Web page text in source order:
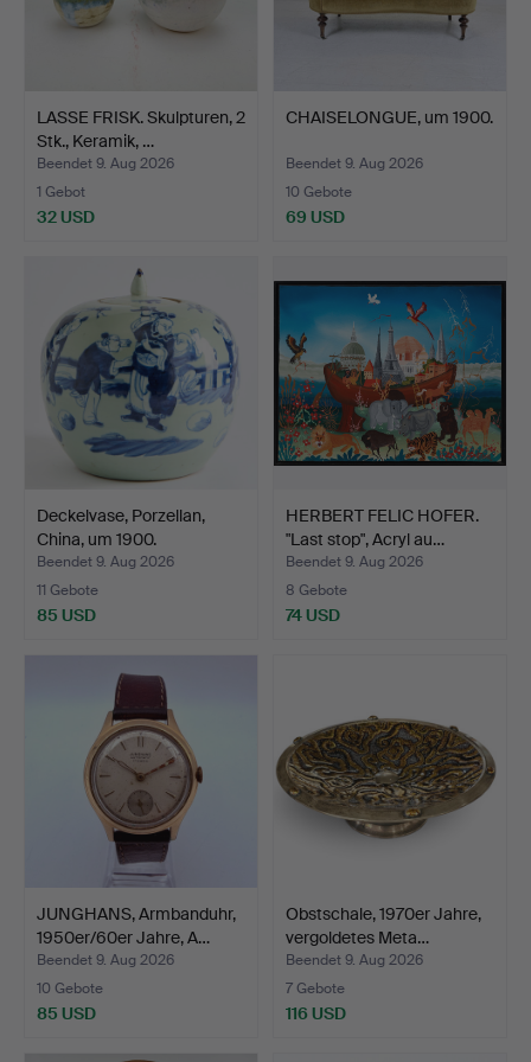
LASSE FRISK. Skulpturen, 2
Stk., Keramik, …
Beendet 9. Aug 2026
1 Gebot
32 USD
CHAISELONGUE, um 1900.
Beendet 9. Aug 2026
10 Gebote
69 USD
Deckelvase, Porzellan,
China, um 1900.
Beendet 9. Aug 2026
11 Gebote
85 USD
HERBERT FELIC HOFER.
"Last stop", Acryl au…
Beendet 9. Aug 2026
8 Gebote
74 USD
JUNGHANS, Armbanduhr,
1950er/60er Jahre, A…
Beendet 9. Aug 2026
10 Gebote
85 USD
Obstschale, 1970er Jahre,
vergoldetes Meta…
Beendet 9. Aug 2026
7 Gebote
116 USD